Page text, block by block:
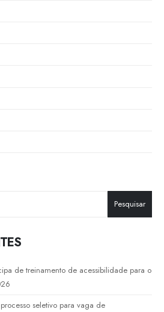
Pesquisar
de treinamento de acessibilidade para o
seletivo para vaga de